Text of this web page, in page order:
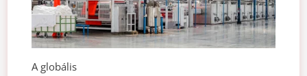
A globális